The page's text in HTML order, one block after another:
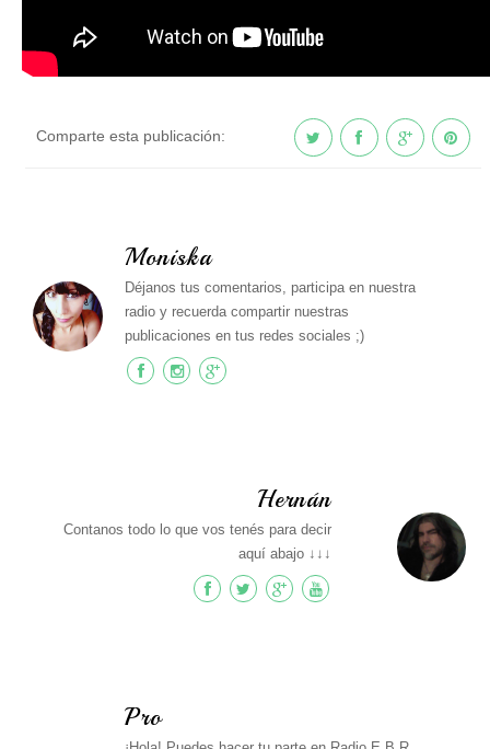
Comparte esta publicación:
Moniska
Déjanos tus comentarios, participa en nuestra
radio y recuerda compartir nuestras
publicaciones en tus redes sociales ;)
Hernán
Contanos todo lo que vos tenés para decir
aquí abajo ↓↓↓
Pro